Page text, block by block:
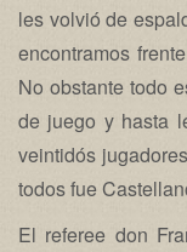
les volvió de
encontramos
No obstante todo
de juego y hasta
veintidós
todos fue
El referee don